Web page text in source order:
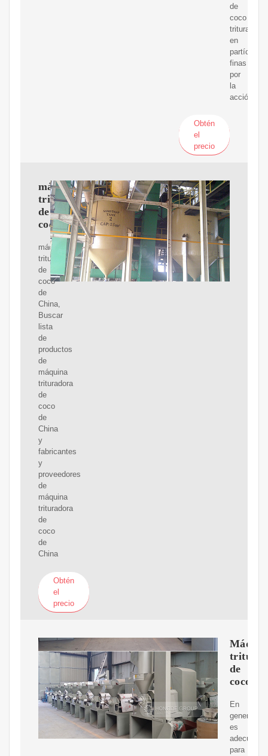
de
coco
triturado
en
partículas
finas
por
la
acción
Obtén
el
precio
máquina
trituradora
de
coco
máquina
trituradora
de
coco
de
China,
Buscar
lista
de
productos
de
máquina
trituradora
de
coco
de
China
y
fabricantes
y
proveedores
de
máquina
trituradora
de
coco
de
China
Obtén
el
precio
de
coco
En
general,
es
adecuado
para